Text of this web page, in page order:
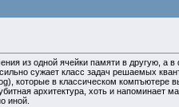
из одной ячейки памяти в другую, а
сужает класс задач решаемых
которые в классическом
архитектура, хоть и напоминает
иной.